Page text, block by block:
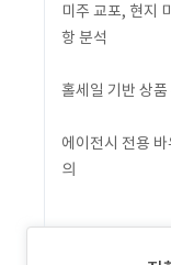
미주 교포, 현지
항 분석
홀세일 기반 상
에이전시 전용
의